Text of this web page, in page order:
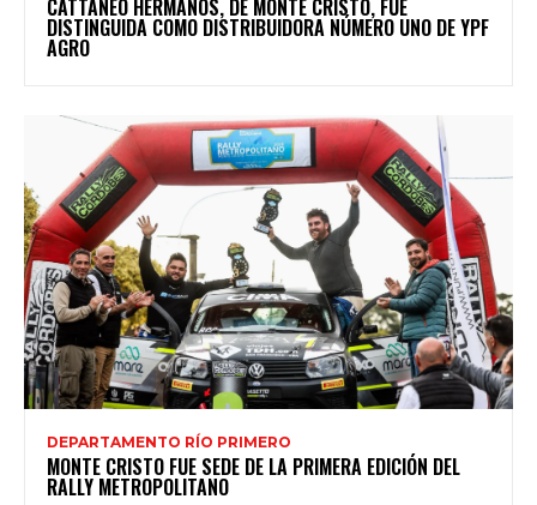
CATTANEO HERMANOS, DE MONTE CRISTO, FUE
DISTINGUIDA COMO DISTRIBUIDORA NÚMERO UNO DE YPF
AGRO
DEPARTAMENTO RÍO PRIMERO
MONTE CRISTO FUE SEDE DE LA PRIMERA EDICIÓN DEL
RALLY METROPOLITANO